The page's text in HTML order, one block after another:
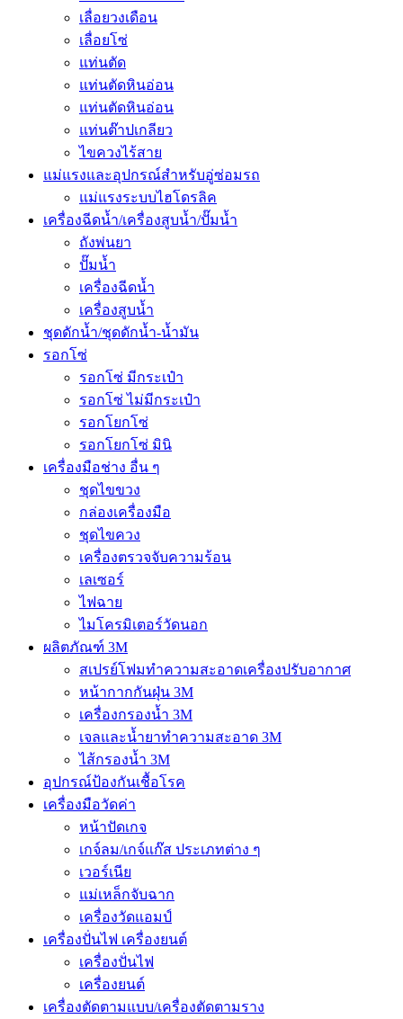
เลื่อยวงเดือน
เลื่อยโซ่
แท่นตัด
แท่นตัดหินอ่อน
แท่นตัดหินอ่อน
แท่นต๊าปเกลียว
ไขควงไร้สาย
แม่แรงและอุปกรณ์สำหรับอู่ซ่อมรถ
แม่แรงระบบไฮโดรลิค
เครื่องฉีดน้ำ/เครื่องสูบน้ำ/ปั๊มน้ำ
ถังพ่นยา
ปั๊มน้ำ
เครื่องฉีดน้ำ
เครื่องสูบน้ำ
ชุดดักน้ำ/ชุดดักน้ำ-น้ำมัน
รอกโซ่
รอกโซ่ มีกระเป๋า
รอกโซ่ ไม่มีกระเป๋า
รอกโยกโซ่
รอกโยกโซ่ มินิ
เครื่องมือช่าง อื่น ๆ
ชุดไขขวง
กล่องเครื่องมือ
ชุดไขควง
เครื่องตรวจจับความร้อน
เลเซอร์
ไฟฉาย
ไมโครมิเตอร์วัดนอก
ผลิตภัณฑ์ 3M
สเปรย์โฟมทำความสะอาดเครื่องปรับอากาศ
หน้ากากกันฝุ่น 3M
เครื่องกรองน้ำ 3M
เจลและน้ำยาทำความสะอาด 3M
ไส้กรองน้ำ 3M
อุปกรณ์ป้องกันเชื้อโรค
เครื่องมือวัดค่า
หน้าปัดเกจ
เกจ์ลม/เกจ์แก๊ส ประเภทต่าง ๆ
เวอร์เนีย
แม่เหล็กจับฉาก
เครื่องวัดแอมป์
เครื่องปั่นไฟ เครื่องยนต์
เครื่องปั่นไฟ
เครื่องยนต์
เครื่องตัดตามแบบ/เครื่องตัดตามราง